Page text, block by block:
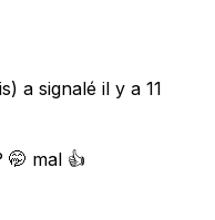
a signalé il y a 11
🤭 mal 👍